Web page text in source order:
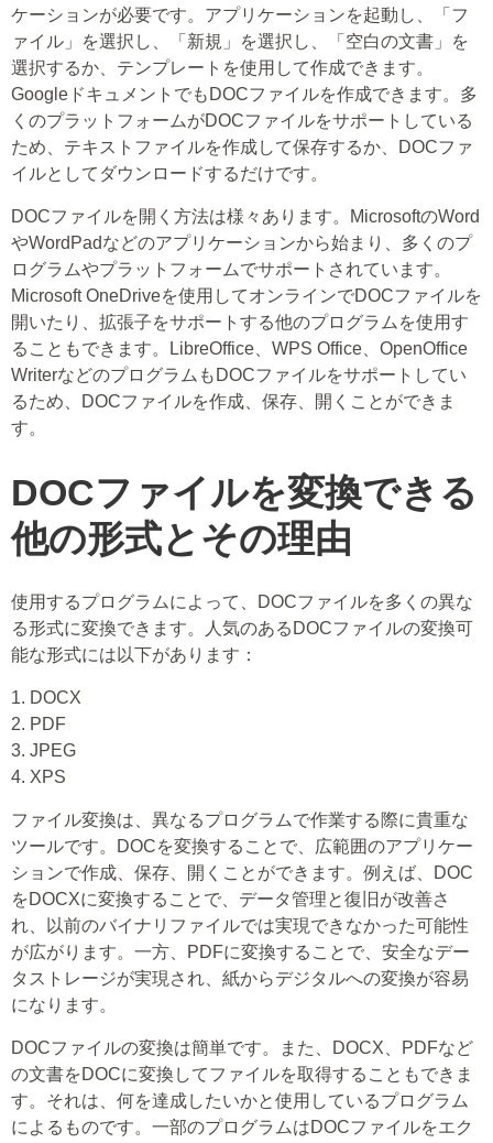
ケーションが必要です。アプリケーションを起動し、「フ
ァイル」を選択し、「新規」を選択し、「空白の文書」を
選択するか、テンプレートを使用して作成できます。
GoogleドキュメントでもDOCファイルを作成できます。多
くのプラットフォームがDOCファイルをサポートしている
ため、テキストファイルを作成して保存するか、DOCファ
イルとしてダウンロードするだけです。
DOCファイルを開く方法は様々あります。MicrosoftのWord
やWordPadなどのアプリケーションから始まり、多くのプ
ログラムやプラットフォームでサポートされています。
Microsoft OneDriveを使用してオンラインでDOCファイルを
開いたり、拡張子をサポートする他のプログラムを使用す
ることもできます。LibreOffice、WPS Office、OpenOffice
WriterなどのプログラムもDOCファイルをサポートしてい
るため、DOCファイルを作成、保存、開くことができま
す。
DOCファイルを変換できる
他の形式とその理由
使用するプログラムによって、DOCファイルを多くの異な
る形式に変換できます。人気のあるDOCファイルの変換可
能な形式には以下があります：
1. DOCX
2. PDF
3. JPEG
4. XPS
ファイル変換は、異なるプログラムで作業する際に貴重な
ツールです。DOCを変換することで、広範囲のアプリケー
ションで作成、保存、開くことができます。例えば、DOC
をDOCXに変換することで、データ管理と復旧が改善さ
れ、以前のバイナリファイルでは実現できなかった可能性
が広がります。一方、PDFに変換することで、安全なデー
タストレージが実現され、紙からデジタルへの変換が容易
になります。
DOCファイルの変換は簡単です。また、DOCX、PDFなど
の文書をDOCに変換してファイルを取得することもできま
す。それは、何を達成したいかと使用しているプログラム
によるものです。一部のプログラムはDOCファイルをエク